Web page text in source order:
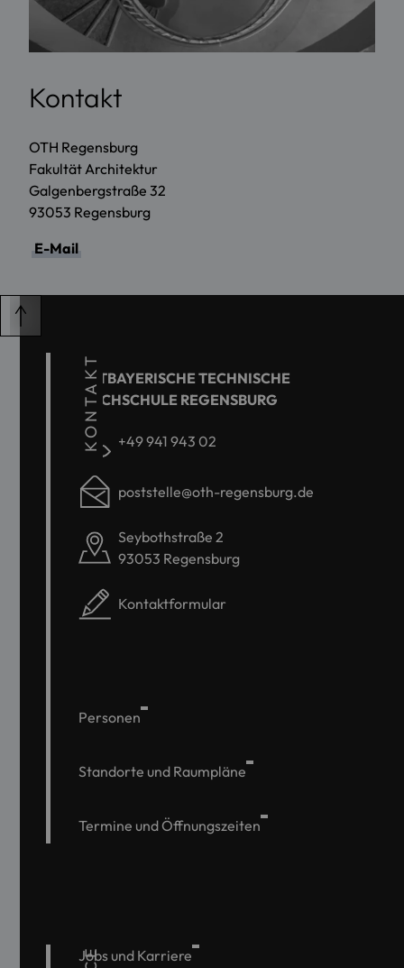
Kontakt
OTH Regensburg
Fakultät Architektur
Galgenbergstraße 32
93053 Regensburg
E-Mail
KONTAKT
OSTBAYERISCHE TECHNISCHE
HOCHSCHULE REGENSBURG
+49 941 943 02
poststelle@oth-regensburg.de
Seybothstraße 2
93053 Regensburg
Kontaktformular
Personen
Standorte und Raumpläne
Termine und Öffnungszeiten
Jobs und Karriere